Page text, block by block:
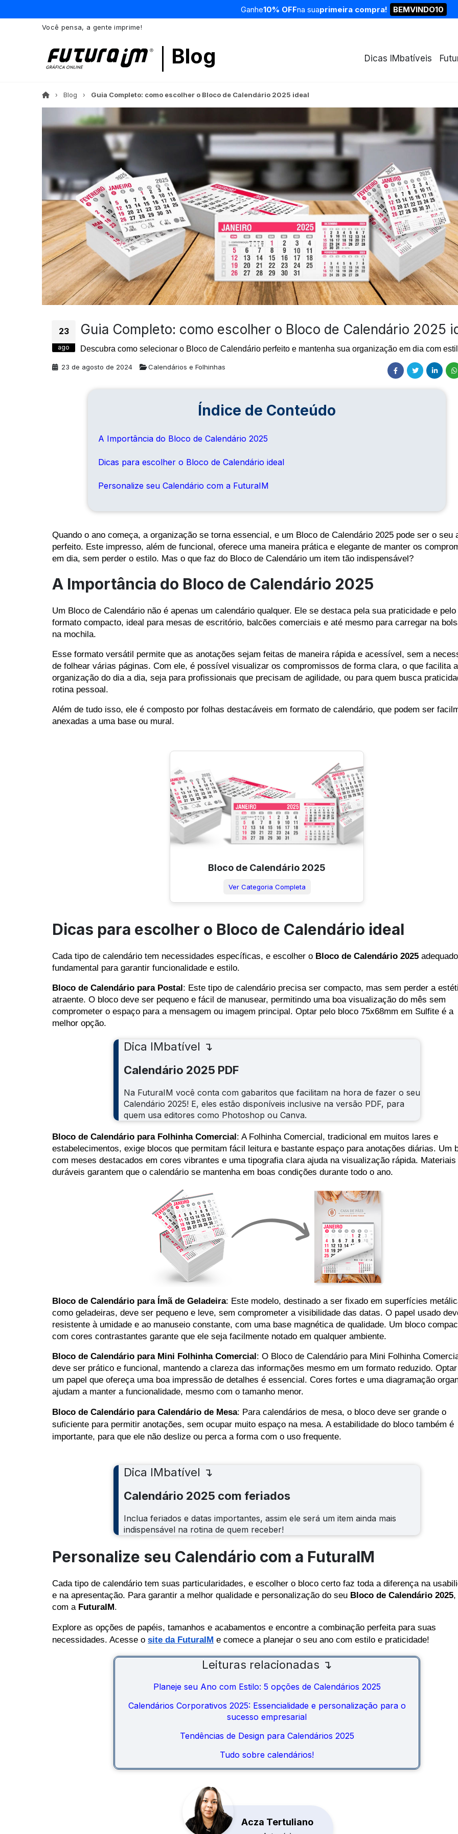
Ganhe10% OFFna suaprimeira compra! BEMVINDO10
Você pensa, a gente imprime!
Blog Dicas IMbatíveis
Blog Guia Completo: como escolher o Bloco de Calendário 2025 ideal
23
ago
Guia Completo: como escolher o Bloco de Calendário 2025
Descubra como selecionar o Bloco de Calendário perfeito e mantenha sua organização em dia com
23 de agosto de 2024 Calendários e Folhinhas
Índice de Conteúdo
A Importância do Bloco de Calendário 2025
Dicas para escolher o Bloco de Calendário ideal
Personalize seu Calendário com a FuturaIM
Quando o ano começa, a organização se torna essencial, e um Bloco de Calendário 2025 pode ser o seu
perfeito. Este impresso, além de funcional, oferece uma maneira prática e elegante de manter os
em dia, sem perder o estilo. Mas o que faz do Bloco de Calendário um item tão indispensável?
A Importância do Bloco de Calendário 2025
Um Bloco de Calendário não é apenas um calendário qualquer. Ele se destaca pela sua praticidade e pelo
formato compacto, ideal para mesas de escritório, balcões comerciais e até mesmo para carregar na
na mochila.
Esse formato versátil permite que as anotações sejam feitas de maneira rápida e acessível, sem a
de folhear várias páginas. Com ele, é possível visualizar os compromissos de forma clara, o que facilita a
organização do dia a dia, seja para profissionais que precisam de agilidade, ou para quem busca
rotina pessoal.
Além de tudo isso, ele é composto por folhas destacáveis em formato de calendário, que podem ser
anexadas a uma base ou mural.
Bloco de Calendário 2025
Ver Categoria Completa
Dicas para escolher o Bloco de Calendário ideal
Cada tipo de calendário tem necessidades específicas, e escolher o Bloco de Calendário 2025
fundamental para garantir funcionalidade e estilo.
Bloco de Calendário para Postal: Este tipo de calendário precisa ser compacto, mas sem perder a
atraente. O bloco deve ser pequeno e fácil de manusear, permitindo uma boa visualização do mês sem
comprometer o espaço para a mensagem ou imagem principal. Optar pelo bloco 75x68mm em Sulfite é a
melhor opção.
Dica IMbatível ↴
Calendário 2025 PDF
Na FuturaIM você conta com gabaritos que facilitam na hora de fazer o seu
Calendário 2025! E, eles estão disponíveis inclusive na versão PDF, para
quem usa editores como Photoshop ou Canva.
Bloco de Calendário para Folhinha Comercial: A Folhinha Comercial, tradicional em muitos lares e
estabelecimentos, exige blocos que permitam fácil leitura e bastante espaço para anotações diárias. Um
com meses destacados em cores vibrantes e uma tipografia clara ajuda na visualização rápida. Materiais
duráveis garantem que o calendário se mantenha em boas condições durante todo o ano.
Bloco de Calendário para Ímã de Geladeira: Este modelo, destinado a ser fixado em superfícies
como geladeiras, deve ser pequeno e leve, sem comprometer a visibilidade das datas. O papel usado
resistente à umidade e ao manuseio constante, com uma base magnética de qualidade. Um bloco
com cores contrastantes garante que ele seja facilmente notado em qualquer ambiente.
Bloco de Calendário para Mini Folhinha Comercial: O Bloco de Calendário para Mini Folhinha
deve ser prático e funcional, mantendo a clareza das informações mesmo em um formato reduzido.
um papel que ofereça uma boa impressão de detalhes é essencial. Cores fortes e uma diagramação
ajudam a manter a funcionalidade, mesmo com o tamanho menor.
Bloco de Calendário para Calendário de Mesa: Para calendários de mesa, o bloco deve ser grande o
suficiente para permitir anotações, sem ocupar muito espaço na mesa. A estabilidade do bloco também é
importante, para que ele não deslize ou perca a forma com o uso frequente.
Dica IMbatível ↴
Calendário 2025 com feriados
Inclua feriados e datas importantes, assim ele será um item ainda mais
indispensável na rotina de quem receber!
Personalize seu Calendário com a FuturaIM
Cada tipo de calendário tem suas particularidades, e escolher o bloco certo faz toda a diferença na
e na apresentação. Para garantir a melhor qualidade e personalização do seu Bloco de Calendário 2025,
com a FuturaIM.
Explore as opções de papéis, tamanhos e acabamentos e encontre a combinação perfeita para suas
necessidades. Acesse o site da FuturaIM e comece a planejar o seu ano com estilo e praticidade!
Leituras relacionadas ↴
Planeje seu Ano com Estilo: 5 opções de Calendários 2025
Calendários Corporativos 2025: Essencialidade e personalização para o
sucesso empresarial
Tendências de Design para Calendários 2025
Tudo sobre calendários!
Acza Tertuliano